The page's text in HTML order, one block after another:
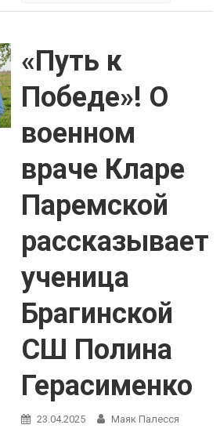
«Путь к
Победе»! О
военном
враче Кларе
Паремской
рассказывает
ученица
Брагинской
СШ Полина
Герасименко
23.04.2025 Маяк Палесся